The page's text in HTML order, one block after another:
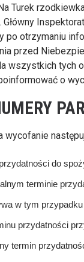
Turek
po otrzymaniu
przed
wszystkich tych
o
wycofanie
do
terminie
w tym
przydatności
termin